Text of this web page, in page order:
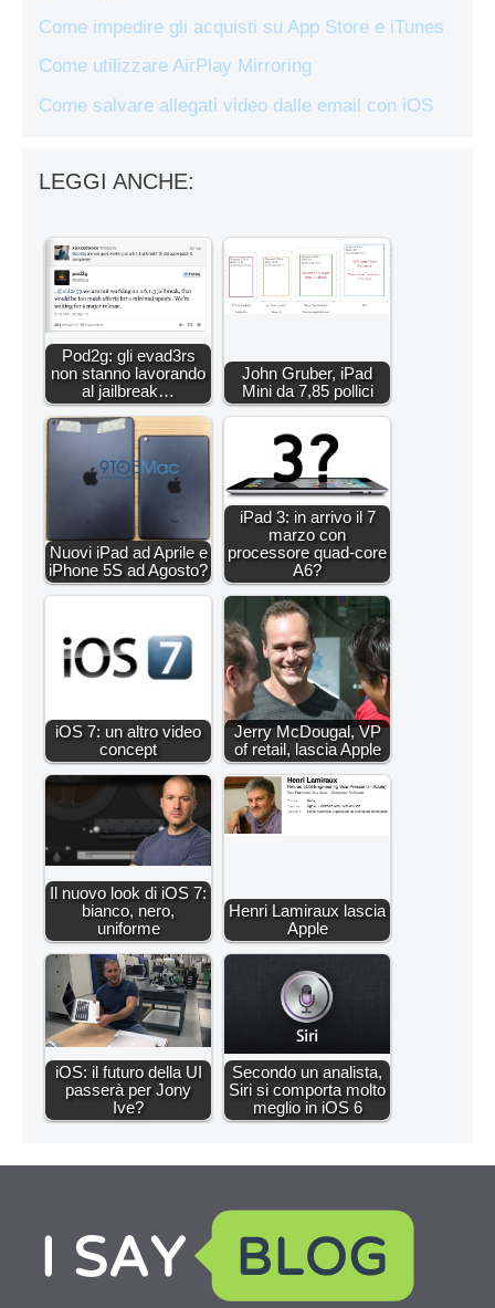
Come impedire gli acquisti su App Store e iTunes
Come utilizzare AirPlay Mirroring
Come salvare allegati video dalle email con iOS
LEGGI ANCHE:
Pod2g: gli evad3rs
non stanno lavorando
al jailbreak…
John Gruber, iPad
Mini da 7,85 pollici
Nuovi iPad ad Aprile e
iPhone 5S ad Agosto?
iPad 3: in arrivo il 7
marzo con
processore quad-core
A6?
iOS 7: un altro video
concept
Jerry McDougal, VP
of retail, lascia Apple
Il nuovo look di iOS 7:
bianco, nero,
uniforme
Henri Lamiraux lascia
Apple
iOS: il futuro della UI
passerà per Jony
Ive?
Secondo un analista,
Siri si comporta molto
meglio in iOS 6